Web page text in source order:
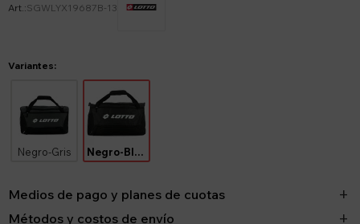
SGWLYX19687B-13
Variantes:
Negro-Gris Negro-Blanco
Medios de pago y planes de cuotas
Métodos y costos de envío